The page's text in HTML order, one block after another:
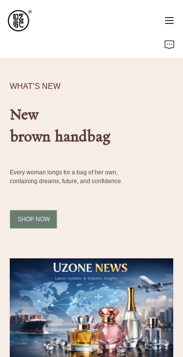
WHAT’S NEW
New
brown handbag
Every woman longs for a bag of her own,
containing dreams, future, and confidence.
SHOP NOW